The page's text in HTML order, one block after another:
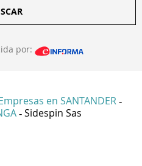
por:
en SANTANDER -
- Sidespin Sas